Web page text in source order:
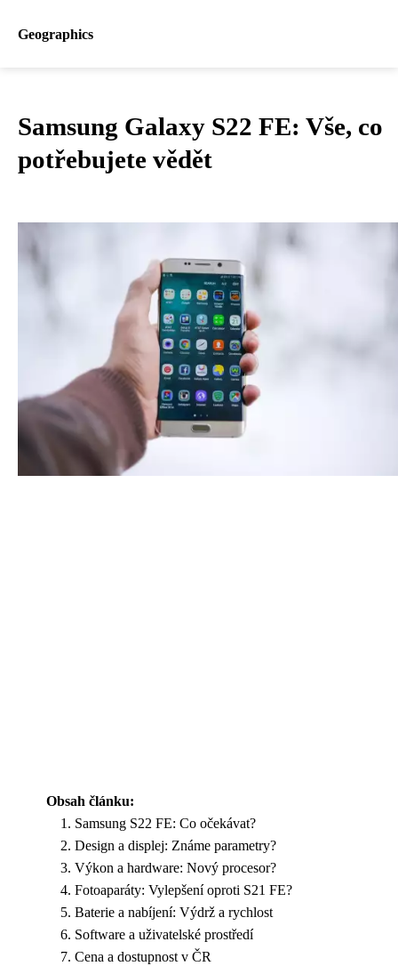
Geographics
Samsung Galaxy S22 FE: Vše, co
potřebujete vědět
Obsah článku:
Samsung S22 FE: Co očekávat?
Design a displej: Známe parametry?
Výkon a hardware: Nový procesor?
Fotoaparáty: Vylepšení oproti S21 FE?
Baterie a nabíjení: Výdrž a rychlost
Software a uživatelské prostředí
Cena a dostupnost v ČR